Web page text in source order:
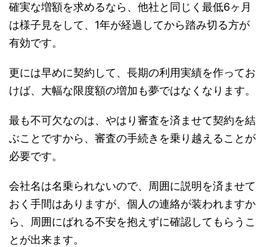
確実な増額を求めるなら、他社と同じく最低6ヶ月
は様子見をして、1年が経過してから踏み切る方が
有効です。
更には早めに契約して、長期の利用実績を作ってお
けば、大幅な限度額の増加も夢ではなくなります。
最も不可欠なのは、やはり審査を済ませて契約を結
ぶことですから、審査の手続きを乗り越えることが
必要です。
会社名は名乗られないので、周囲に説明を済ませて
おく手間はありますが、個人の連絡が装われますか
ら、周囲にばれる不安を抱えずに確認してもらうこ
とが出来ます。